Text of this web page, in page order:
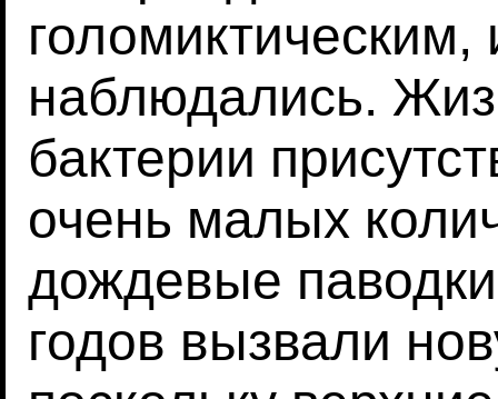
наблюдались.
бактерии
очень малых
дождевые
годов вызвали